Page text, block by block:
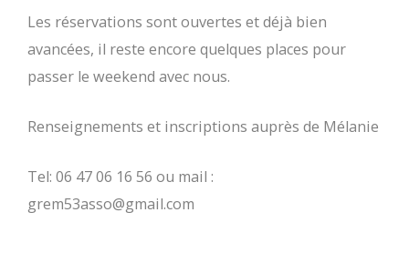
Les réservations sont ouvertes et déjà bien
avancées, il reste encore quelques places pour
passer le weekend avec nous.
Renseignements et inscriptions auprès de Mélanie
Tel: 06 47 06 16 56 ou mail :
grem53asso@gmail.com